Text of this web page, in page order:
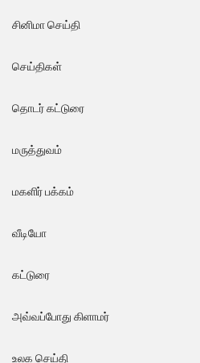
சினிமா செய்தி
செய்திகள்
தொடர் கட்டுரை
மருத்துவம்
மகளிர் பக்கம்
வீடியோ
கட்டுரை
அவ்வப்போது கிளாமர்
உலக செய்தி